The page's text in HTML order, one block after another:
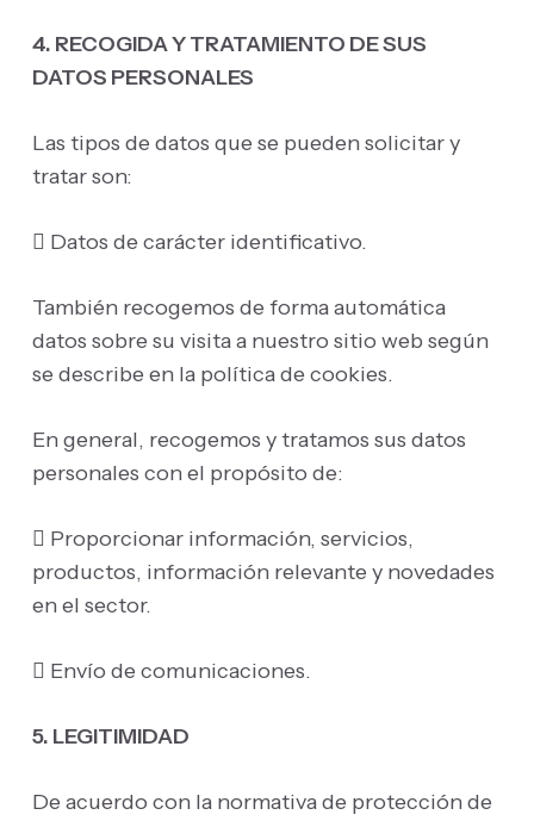
4. RECOGIDA Y TRATAMIENTO DE SUS
DATOS PERSONALES
Las tipos de datos que se pueden solicitar y
tratar son:
 Datos de carácter identificativo.
También recogemos de forma automática
datos sobre su visita a nuestro sitio web según
se describe en la política de cookies.
En general, recogemos y tratamos sus datos
personales con el propósito de:
 Proporcionar información, servicios,
productos, información relevante y novedades
en el sector.
 Envío de comunicaciones.
5. LEGITIMIDAD
De acuerdo con la normativa de protección de